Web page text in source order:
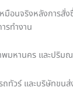
มือนจริงหลังการสั่
รทำงาน
พมหานคร และปริม
ทัวร์ และบริษัทขน